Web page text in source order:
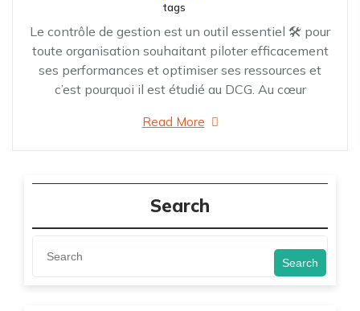
tags
Le contrôle de gestion est un outil essentiel 🛠 pour
toute organisation souhaitant piloter efficacement
ses performances et optimiser ses ressources et
c’est pourquoi il est étudié au DCG. Au cœur
Read More
Search
Search